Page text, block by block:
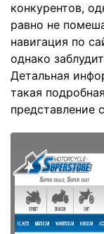
конкурентов,
равно не
навигация по
однако
Детальная
такая
представление